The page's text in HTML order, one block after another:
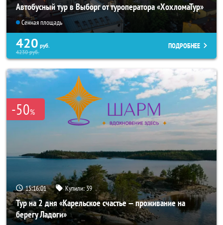
Автобусный тур в Выборг от туроператора «ХохломаТур»
Сенная площадь
420 руб.
4230руб.
ПОДРОБНЕЕ
-50%
15:16:00 Купили:39
Тур на 2 дня «Карельское счастье — проживание на
берегу Ладоги»